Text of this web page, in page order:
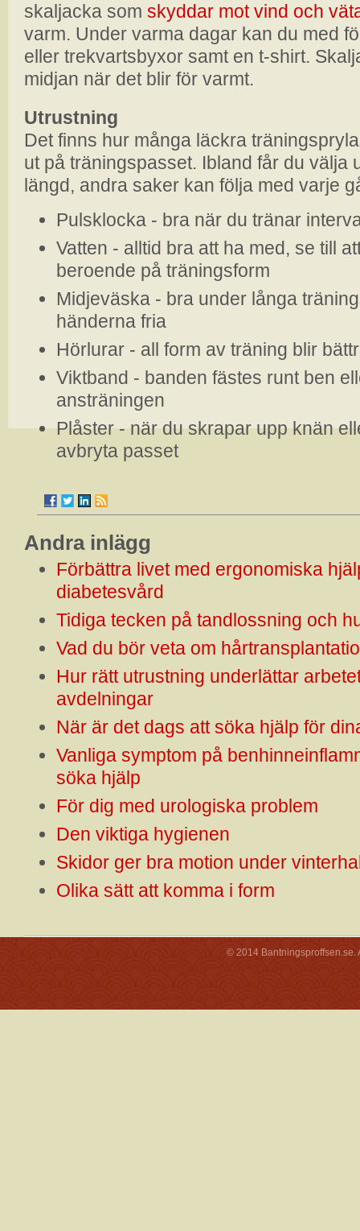
skaljacka som skyddar mot vind och
varm. Under varma dagar kan du med
eller trekvartsbyxor samt en t-shirt.
midjan när det blir för varmt.
Utrustning
Det finns hur många läckra
ut på träningspasset. Ibland får du välja
längd, andra saker kan följa med varje
Pulsklocka - bra när du tränar
Vatten - alltid bra att ha med, se till
beroende på träningsform
Midjeväska - bra under långa
händerna fria
Hörlurar - all form av träning blir
Viktband - banden fästes runt ben
ansträningen
Plåster - när du skrapar upp knän
avbryta passet
Andra inlägg
Förbättra livet med ergonomiska
diabetesvård
Tidiga tecken på tandlossning och
Vad du bör veta om
Hur rätt utrustning underlättar
avdelningar
När är det dags att söka hjälp för
Vanliga symptom på
söka hjälp
För dig med urologiska problem
Den viktiga hygienen
Skidor ger bra motion under
Olika sätt att komma i form
© 2014